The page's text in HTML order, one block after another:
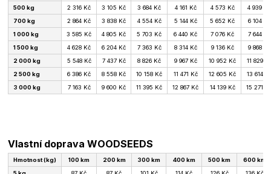
500 kg
2 316 Kč 3 105 Kč 3 684 Kč 4 161 Kč 4 573 Kč
4 939 Kč
700 kg
2 864 Kč 3 838 Kč 4 554 Kč 5 144 Kč 5 652 Kč
6 104 Kč
1 000 kg
3 585 Kč 4 805 Kč 5 703 Kč 6 440 Kč 7 076 Kč
7 644 Kč
1 500 kg
4 628 Kč 6 204 Kč 7 363 Kč 8 314 Kč 9 136 Kč
9 868 Kč
2 000 kg
5 548 Kč 7 437 Kč 8 826 Kč 9 967 Kč 10 952 Kč
11 829
2 500 kg
6 386 Kč 8 558 Kč 10 158 Kč 11 471 Kč 12 605 Kč
13 614
3 000 kg
7 163 Kč 9 600 Kč 11 395 Kč 12 867 Kč 14 139 Kč 15 271
Vlastní doprava WOODSEEDS
Hmotnost (kg) 100 km 200 km 300 km 400 km 500 km
600 km